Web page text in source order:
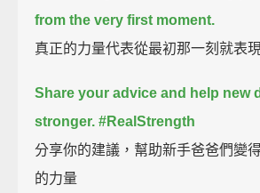
from the very first moment.
真正的力量代表從最初那一刻就表
Share your advice and help new
stronger. #RealStrength
分享你的建議，幫助新手爸爸們變
的力量